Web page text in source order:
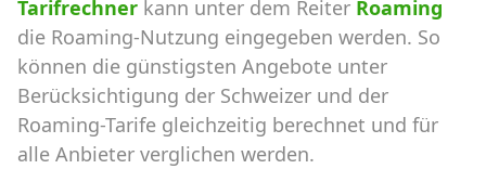
Tarifrechner kann unter dem Reiter Roaming
die Roaming-Nutzung eingegeben werden. So
können die günstigsten Angebote unter
Berücksichtigung der Schweizer und der
Roaming-Tarife gleichzeitig berechnet und für
alle Anbieter verglichen werden.